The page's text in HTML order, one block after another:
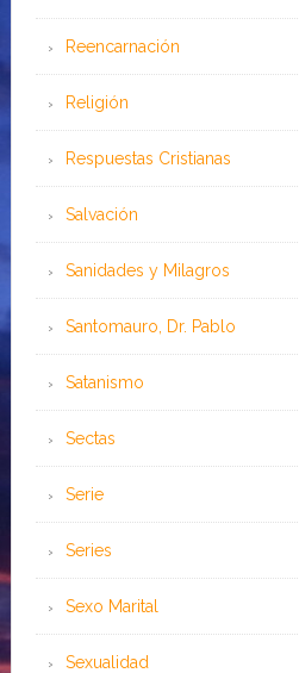
Reencarnación
Religión
Respuestas Cristianas
Salvación
Sanidades y Milagros
Santomauro, Dr. Pablo
Satanismo
Sectas
Serie
Series
Sexo Marital
Sexualidad